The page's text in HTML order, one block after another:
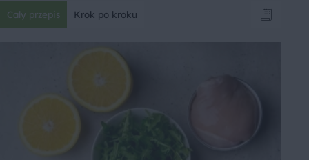
Cały przepis Krok po kroku